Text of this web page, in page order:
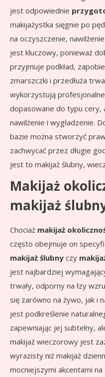
jest odpowiednie
makijażystka sięgnie po
na oczyszczenie,
jest kluczowy, ponieważ
przyjmuje podkład,
zmarszczki i przedłuża
wykorzystują
dopasowane do typu cery,
nawilżenie i wygładzenie.
bazie można stworzyć
zachwycać przez długie
jest to makijaż ślubny,
Makijaż
makijaż
Chociaż makijaż
często obejmuje on
makijaż ślubny czy
jest najbardziej
trwały, odporny na łzy
się zarówno na żywo, jak i
jest podkreślenie
zapewniając jej subtelny,
makijaż wieczorowy jest
wyrazisty niż makijaż
mocniejszymi akcentami